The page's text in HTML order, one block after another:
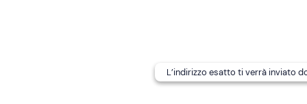
L’indirizzo esatto ti verrà inviato